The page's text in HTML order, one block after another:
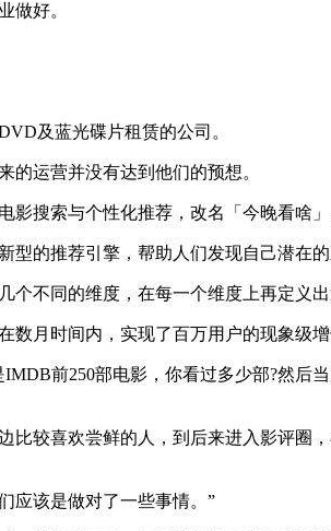
做好。
及蓝光碟片租赁的公司。
运营并没有达到他们的预想。
搜索与个性化推荐，改名「今晚看啥」
的推荐引擎，帮助人们发现自己潜在的
同的维度，在每一个维度上再定义出
月时间内，实现了百万用户的现象级增
前250部电影，你看过多少部?然后
较喜欢尝鲜的人，到后来进入影评圈
该是做对了一些事情。”